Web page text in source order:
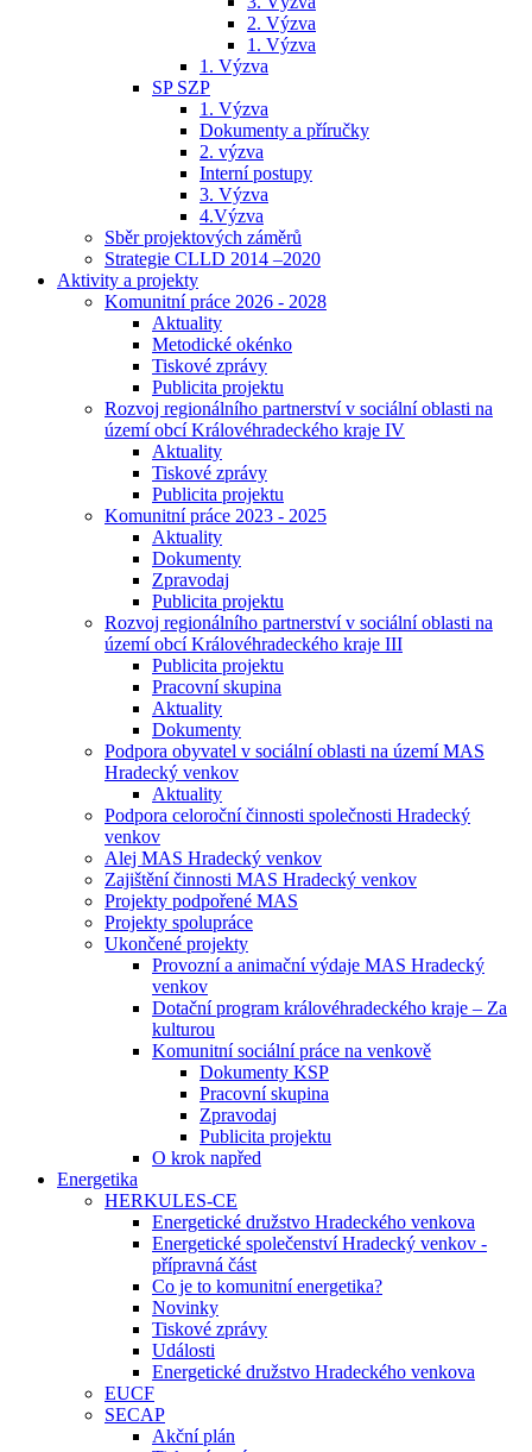
2. Výzva
1. Výzva
1. Výzva
SP SZP
1. Výzva
Dokumenty a příručky
2. výzva
Interní postupy
3. Výzva
4.Výzva
Sběr projektových záměrů
Strategie CLLD 2014 –2020
Aktivity a projekty
Komunitní práce 2026 - 2028
Aktuality
Metodické okénko
Tiskové zprávy
Publicita projektu
Rozvoj regionálního partnerství v sociální oblasti na
území obcí Královéhradeckého kraje IV
Aktuality
Tiskové zprávy
Publicita projektu
Komunitní práce 2023 - 2025
Aktuality
Dokumenty
Zpravodaj
Publicita projektu
Rozvoj regionálního partnerství v sociální oblasti na
území obcí Královéhradeckého kraje III
Publicita projektu
Pracovní skupina
Aktuality
Dokumenty
Podpora obyvatel v sociální oblasti na území MAS
Hradecký venkov
Aktuality
Podpora celoroční činnosti společnosti Hradecký
venkov
Alej MAS Hradecký venkov
Zajištění činnosti MAS Hradecký venkov
Projekty podpořené MAS
Projekty spolupráce
Ukončené projekty
Provozní a animační výdaje MAS Hradecký
venkov
Dotační program královéhradeckého kraje – Za
kulturou
Komunitní sociální práce na venkově
Dokumenty KSP
Pracovní skupina
Zpravodaj
Publicita projektu
O krok napřed
Energetika
HERKULES-CE
Energetické družstvo Hradeckého venkova
Energetické společenství Hradecký venkov -
přípravná část
Co je to komunitní energetika?
Novinky
Tiskové zprávy
Události
Energetické družstvo Hradeckého venkova
EUCF
SECAP
Akční plán